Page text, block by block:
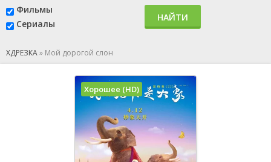
Фильмы
Сериалы
НАЙТИ
ХДРЕЗКА» Мой дорогой слон
Хорошее (HD)